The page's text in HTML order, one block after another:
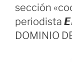
sección
periodista
DOMINIO